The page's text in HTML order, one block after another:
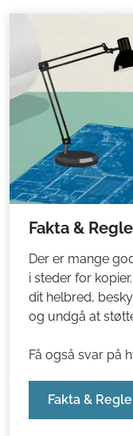
Fakta &
Der er mange
i steder for
og undgå at
Få også svar på
Fakta & Regler